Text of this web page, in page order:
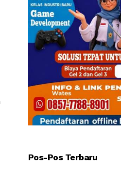
Pos-Pos Terbaru